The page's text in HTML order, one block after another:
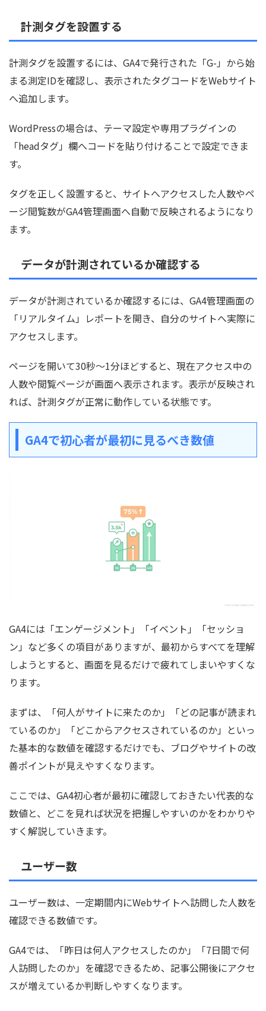
計測タグを設置する
計測タグを設置するには、GA4で発行された「G-」から始
まる測定IDを確認し、表示されたタグコードをWebサイト
へ追加します。
WordPressの場合は、テーマ設定や専用プラグインの
「headタグ」欄へコードを貼り付けることで設定できま
す。
タグを正しく設置すると、サイトへアクセスした人数やペ
ージ閲覧数がGA4管理画面へ自動で反映されるようになり
ます。
データが計測されているか確認する
データが計測されているか確認するには、GA4管理画面の
「リアルタイム」レポートを開き、自分のサイトへ実際に
アクセスします。
ページを開いて30秒〜1分ほどすると、現在アクセス中の
人数や閲覧ページが画面へ表示されます。表示が反映され
れば、計測タグが正常に動作している状態です。
GA4で初心者が最初に見るべき数値
GA4には「エンゲージメント」「イベント」「セッショ
ン」など多くの項目がありますが、最初からすべてを理解
しようとすると、画面を見るだけで疲れてしまいやすくな
ります。
まずは、「何人がサイトに来たのか」「どの記事が読まれ
ているのか」「どこからアクセスされているのか」といっ
た基本的な数値を確認するだけでも、ブログやサイトの改
善ポイントが見えやすくなります。
ここでは、GA4初心者が最初に確認しておきたい代表的な
数値と、どこを見れば状況を把握しやすいのかをわかりや
すく解説していきます。
ユーザー数
ユーザー数は、一定期間内にWebサイトへ訪問した人数を
確認できる数値です。
GA4では、「昨日は何人アクセスしたのか」「7日間で何
人訪問したのか」を確認できるため、記事公開後にアクセ
スが増えているか判断しやすくなります。